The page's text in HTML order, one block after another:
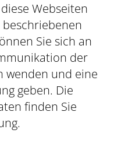
Webseiten
beschriebenen
Sie sich an
der
wenden und eine
geben. Die
finden Sie